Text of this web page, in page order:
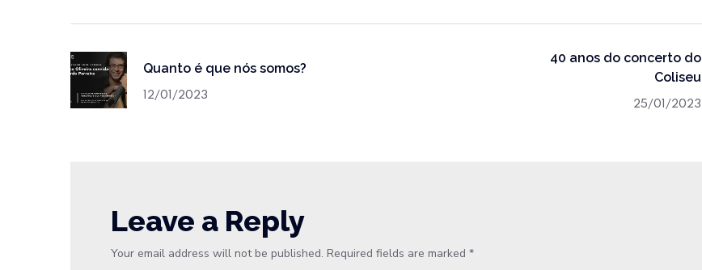
Quanto é que nós somos?
12/01/2023
40 anos do concerto do
Coliseu
25/01/2023
Leave a Reply
Your email address will not be published. Required fields are marked *